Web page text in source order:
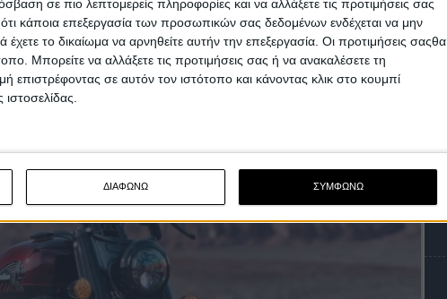
σε πιο λεπτομερείς πληροφορίες και να αλλάξετε τις προτιμήσεις σας
κάποια επεξεργασία των προσωπικών σας δεδομένων ενδέχεται να μην
το δικαίωμα να αρνηθείτε αυτήν την επεξεργασία. Οι προτιμήσεις σαςθα
Μπορείτε να αλλάξετε τις προτιμήσεις σας ή να ανακαλέσετε τη
επιστρέφοντας σε αυτόν τον ιστότοπο και κάνοντας κλικ στο κουμπί
ΔΙΑΦΩΝΩ ΣΥΜΦΩΝΩ